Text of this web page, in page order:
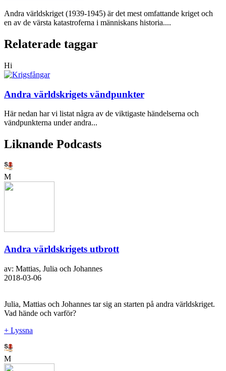
Andra världskriget (1939-1945) är det mest omfattande kriget och
en av de värsta katastroferna i människans historia....
Relaterade taggar
Hi
Andra världskrigets vändpunkter
Här nedan har vi listat några av de viktigaste händelserna och
vändpunkterna under andra...
Liknande Podcasts
M
Andra världskrigets utbrott
av: Mattias, Julia och Johannes
2018-03-06
Julia, Mattias och Johannes tar sig an starten på andra världskriget.
Vad hände och varför?
+ Lyssna
M